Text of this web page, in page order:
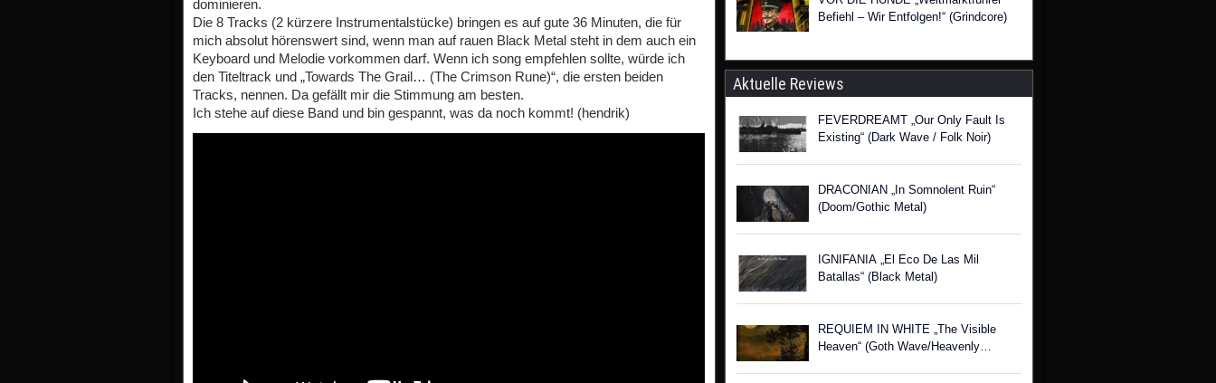
dominieren.
Die 8 Tracks (2 kürzere Instrumentalstücke) bringen es auf gute 36 Minuten, die für
mich absolut hörenswert sind, wenn man auf rauen Black Metal steht in dem auch ein
Keyboard und Melodie vorkommen darf. Wenn ich song empfehlen sollte, würde ich
den Titeltrack und „Towards The Grail… (The Crimson Rune)“, die ersten beiden
Tracks, nennen. Da gefällt mir die Stimmung am besten.
Ich stehe auf diese Band und bin gespannt, was da noch kommt! (hendrik)
Befiehl – Wir Entfolgen!“ (Grindcore)
Aktuelle Reviews
FEVERDREAMT „Our Only Fault Is
Existing“ (Dark Wave / Folk Noir)
DRACONIAN „In Somnolent Ruin“
(Doom/Gothic Metal)
IGNIFANIA „El Eco De Las Mil
Batallas“ (Black Metal)
REQUIEM IN WHITE „The Visible
Heaven“ (Goth Wave/Heavenly